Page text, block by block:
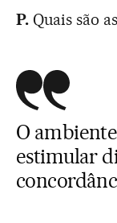
P.Quais são
O
estimular